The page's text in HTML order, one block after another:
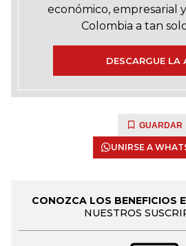
económico, empresarial
Colombia a tan
DESCARGUE LA
GUARDAR
UNIRSE A
CONOZCA LOS BENEFICIOS
NUESTROS